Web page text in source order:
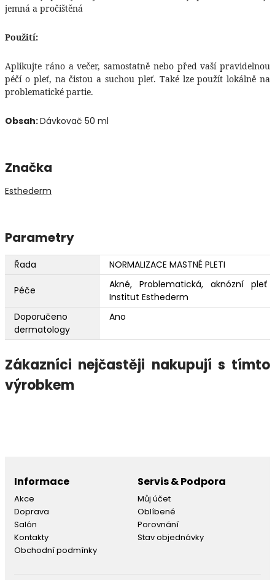
jemná a pročištěná
Použití:
Aplikujte ráno a večer, samostatně nebo před vaší pravidelnou
péčí o pleť, na čistou a suchou pleť. Také lze použít lokálně na
problematické partie.
Obsah:Dávkovač 50 ml
Značka
Esthederm
Parametry
Řada NORMALIZACE MASTNÉ PLETI
Péče
Akné, Problematická, aknózní pleť
Institut Esthederm
Doporučeno
dermatology
Ano
Zákazníci nejčastěji nakupují s tímto
výrobkem
Informace
Akce
Doprava
Salón
Kontakty
Obchodní podmínky
Servis & Podpora
Můj účet
Oblíbené
Porovnání
Stav objednávky